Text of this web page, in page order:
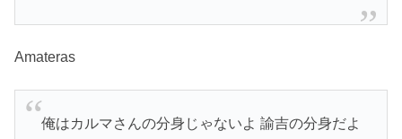
Amateras
俺はカルマさんの分身じゃないよ 諭吉の分身だよ